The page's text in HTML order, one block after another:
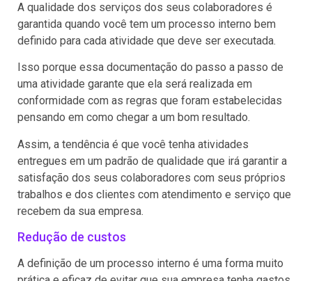
A qualidade dos serviços dos seus colaboradores é
garantida quando você tem um processo interno bem
definido para cada atividade que deve ser executada.
Isso porque essa documentação do passo a passo de
uma atividade garante que ela será realizada em
conformidade com as regras que foram estabelecidas
pensando em como chegar a um bom resultado.
Assim, a tendência é que você tenha atividades
entregues em um padrão de qualidade que irá garantir a
satisfação dos seus colaboradores com seus próprios
trabalhos e dos clientes com atendimento e serviço que
recebem da sua empresa.
Redução de custos
A definição de um processo interno é uma forma muito